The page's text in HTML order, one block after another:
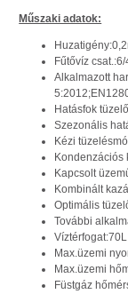
Műszaki adatok:
Fűtővíz csat.:6/
Alkalmazott
Hatásfok
Szezonális
Kézi
Kondenzációs
Kapcsolt
Kombinált
Optimális
További
Víztérfogat:70L
Max.üzemi
Max.üzemi
Füstgáz